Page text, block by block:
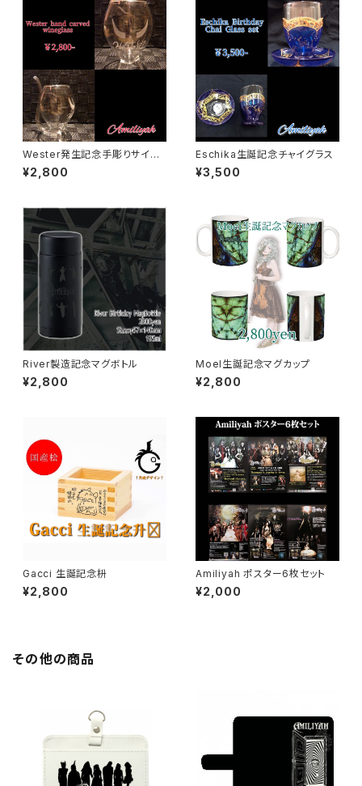
Wester発生記念手彫りサイン
入りワイングラス
¥2,800
Eschika生誕記念チャイグラス
¥3,500
River製造記念マグボトル
¥2,800
Moel生誕記念マグカップ
¥2,800
Gacci 生誕記念枡
¥2,800
Amiliyah ポスター6枚セット
¥2,000
その他の商品